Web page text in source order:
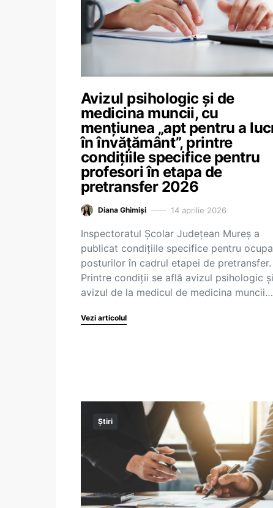
Avizul psihologic și de
medicina muncii, cu
mențiunea „apt pentru a
în învățământ”, printre
condițiile specifice pentru
profesori în etapa de
pretransfer 2026
Diana Ghimiși 14 aprilie 2026
Inspectoratul Școlar Județean Mureș a
publicat condițiile specifice pentru
posturilor în cadrul etapei de pretransfer.
Printre condiții se află avizul psihologic și
avizul de la medicul de medicina muncii…
Vezi articolul
Știri